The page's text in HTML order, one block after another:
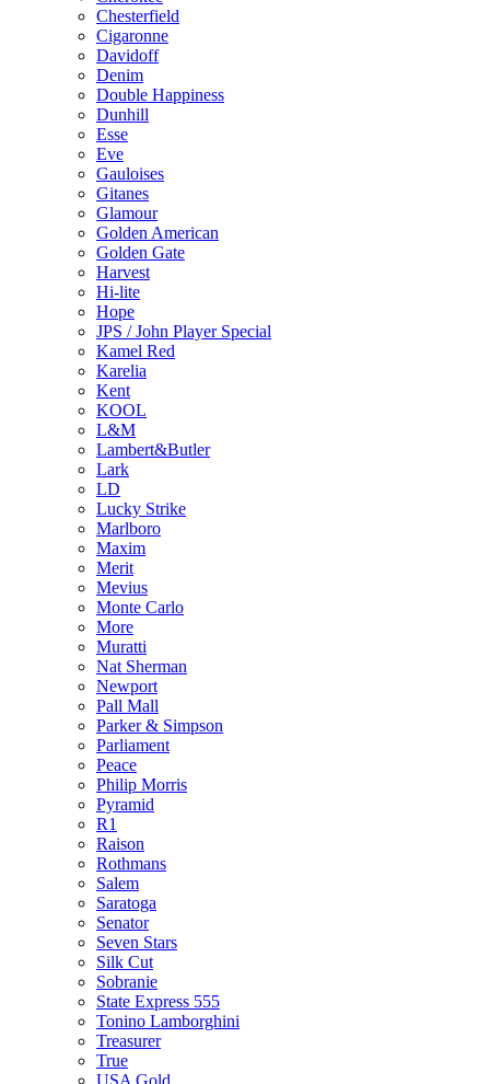
Chesterfield
Cigaronne
Davidoff
Denim
Double Happiness
Dunhill
Esse
Eve
Gauloises
Gitanes
Glamour
Golden American
Golden Gate
Harvest
Hi-lite
Hope
JPS / John Player Special
Kamel Red
Karelia
Kent
KOOL
L&M
Lambert&Butler
Lark
LD
Lucky Strike
Marlboro
Maxim
Merit
Mevius
Monte Carlo
More
Muratti
Nat Sherman
Newport
Pall Mall
Parker & Simpson
Parliament
Peace
Philip Morris
Pyramid
R1
Raison
Rothmans
Salem
Saratoga
Senator
Seven Stars
Silk Cut
Sobranie
State Express 555
Tonino Lamborghini
Treasurer
True
USA Gold